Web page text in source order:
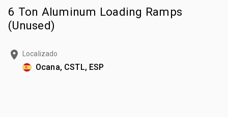
6 Ton Aluminum Loading Ramps
(Unused)
Localizado
Ocana, CSTL, ESP